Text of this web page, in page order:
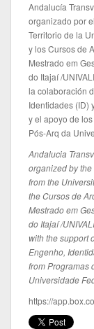
Andalucía
organizado por
Territorio de la
y los Cursos de
Mestrado em
do Itajaí /
la colaboración
Identidades (ID)
y el apoyo de
Pós-Arq da
Andalucia
organized by
from the
the Cursos de
Mestrado em
do Itajaí /
with the support
Engenho,
from Programas
Universidade
https://